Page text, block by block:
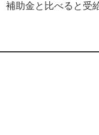
補助金と比べると